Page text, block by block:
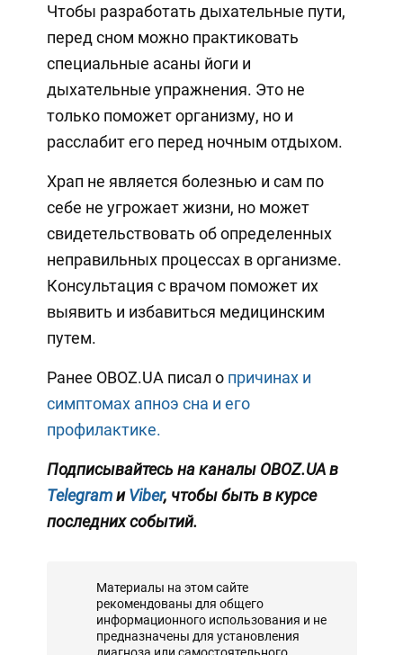
Чтобы разработать дыхательные пути,
перед сном можно практиковать
специальные асаны йоги и
дыхательные упражнения. Это не
только поможет организму, но и
расслабит его перед ночным отдыхом.
Храп не является болезнью и сам по
себе не угрожает жизни, но может
свидетельствовать об определенных
неправильных процессах в организме.
Консультация с врачом поможет их
выявить и избавиться медицинским
путем.
Ранее OBOZ.UA писал о причинах и
симптомах апноэ сна и его
профилактике.
Подписывайтесь на каналы OBOZ.UA в
TelegramиViber, чтобы быть в курсе
последних событий.
Материалы на этом сайте
рекомендованы для общего
информационного использования и не
предназначены для установления
диагноза или самостоятельного